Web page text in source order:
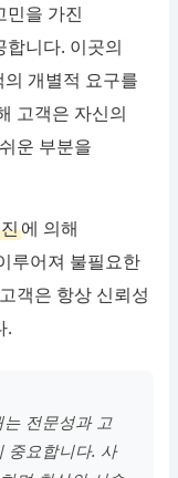
민을 가진
니다. 이곳의
개별적 요구를
고객은 자신의
운 부분을
에 의해
루어져 불필요한
객은 항상 신뢰성
.
전문성과 고
중요합니다. 사